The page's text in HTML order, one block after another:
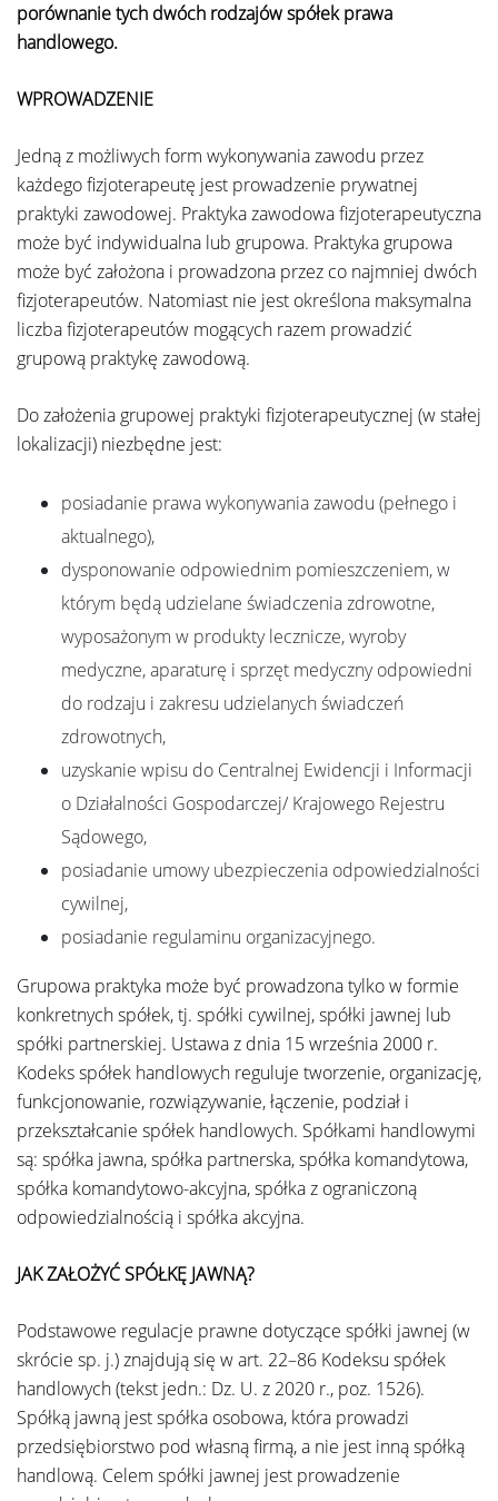
porównanie tych dwóch rodzajów spółek prawa
handlowego.
WPROWADZENIE
Jedną z możliwych form wykonywania zawodu przez
każdego fizjoterapeutę jest prowadzenie prywatnej
praktyki zawodowej. Praktyka zawodowa fizjoterapeutyczna
może być indywidualna lub grupowa. Praktyka grupowa
może być założona i prowadzona przez co najmniej dwóch
fizjoterapeutów. Natomiast nie jest określona maksymalna
liczba fizjoterapeutów mogących razem prowadzić
grupową praktykę zawodową.
Do założenia grupowej praktyki fizjoterapeutycznej (w stałej
lokalizacji) niezbędne jest:
posiadanie prawa wykonywania zawodu (pełnego i
aktualnego),
dysponowanie odpowiednim pomieszczeniem, w
którym będą udzielane świadczenia zdrowotne,
wyposażonym w produkty lecznicze, wyroby
medyczne, aparaturę i sprzęt medyczny odpowiedni
do rodzaju i zakresu udzielanych świadczeń
zdrowotnych,
uzyskanie wpisu do Centralnej Ewidencji i Informacji
o Działalności Gospodarczej/ Krajowego Rejestru
Sądowego,
posiadanie umowy ubezpieczenia odpowiedzialności
cywilnej,
posiadanie regulaminu organizacyjnego.
Grupowa praktyka może być prowadzona tylko w formie
konkretnych spółek, tj. spółki cywilnej, spółki jawnej lub
spółki partnerskiej. Ustawa z dnia 15 września 2000 r.
Kodeks spółek handlowych reguluje tworzenie, organizację,
funkcjonowanie, rozwiązywanie, łączenie, podział i
przekształcanie spółek handlowych. Spółkami handlowymi
są: spółka jawna, spółka partnerska, spółka komandytowa,
spółka komandytowo-akcyjna, spółka z ograniczoną
odpowiedzialnością i spółka akcyjna.
JAK ZAŁOŻYĆ SPÓŁKĘ JAWNĄ?
Podstawowe regulacje prawne dotyczące spółki jawnej (w
skrócie sp. j.) znajdują się w art. 22–86 Kodeksu spółek
handlowych (tekst jedn.: Dz. U. z 2020 r., poz. 1526).
Spółką jawną jest spółka osobowa, która prowadzi
przedsiębiorstwo pod własną firmą, a nie jest inną spółką
handlową. Celem spółki jawnej jest prowadzenie